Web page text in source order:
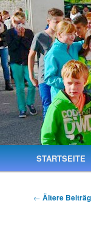
STARTSEITE
Beitrags-
← Ältere